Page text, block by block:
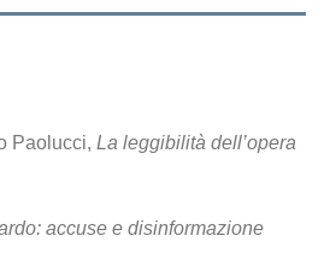
Paolucci, La leggibilità dell’opera
accuse e disinformazione